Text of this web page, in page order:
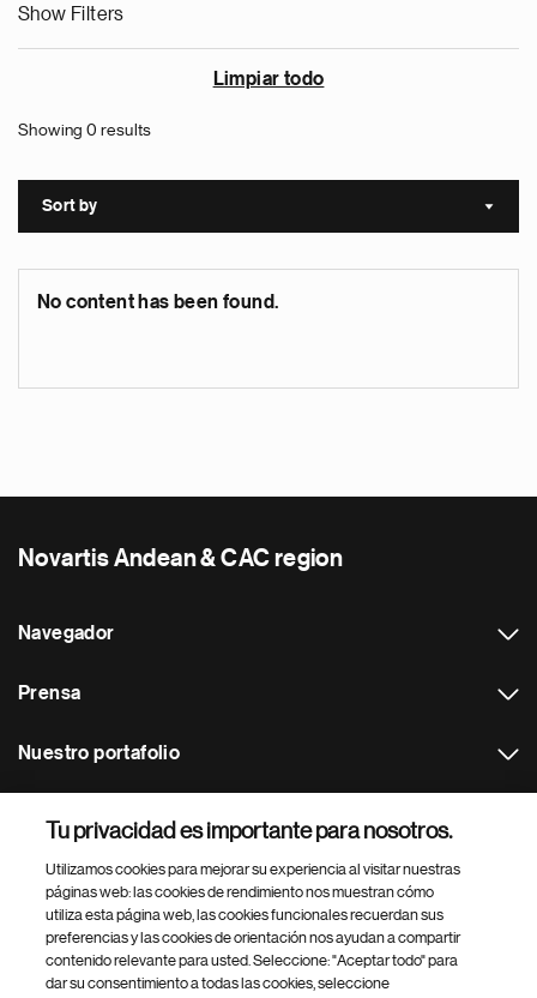
Show Filters
Limpiar todo
Showing 0 results
Sort by Sort
No content has been found.
Novartis Andean & CAC region
Navegador
Prensa
Nuestro portafolio
Footer Site Search
Tu privacidad es importante para nosotros.
Utilizamos cookies para mejorar su experiencia al visitar nuestras
páginas web: las cookies de rendimiento nos muestran cómo
utiliza esta página web, las cookies funcionales recuerdan sus
preferencias y las cookies de orientación nos ayudan a compartir
contenido relevante para usted. Seleccione: "Aceptar todo" para
dar su consentimiento a todas las cookies, seleccione